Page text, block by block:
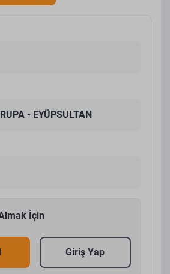
- EYÜPSULTAN
İçin
Giriş Yap